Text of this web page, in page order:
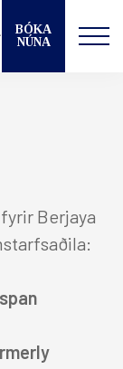
BÓKA
NÚNA
Berjaya